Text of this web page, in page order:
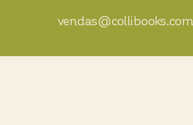
vendas@collibooks.com